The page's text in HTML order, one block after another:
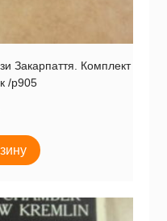
Закарпаття. Комплект
/р905